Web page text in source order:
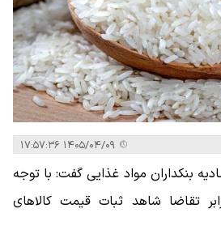
بنکداران مواد غذایی گفت: با توجه
تقاضا شاهد ثبات قیمت کالاهای